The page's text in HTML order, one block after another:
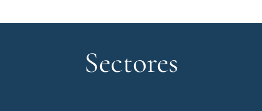
Sectores